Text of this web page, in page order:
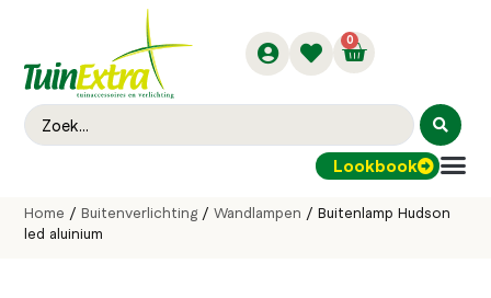
0
Lookbook
Home /Buitenverlichting/Wandlampen / Buitenlamp Hudson
led aluinium